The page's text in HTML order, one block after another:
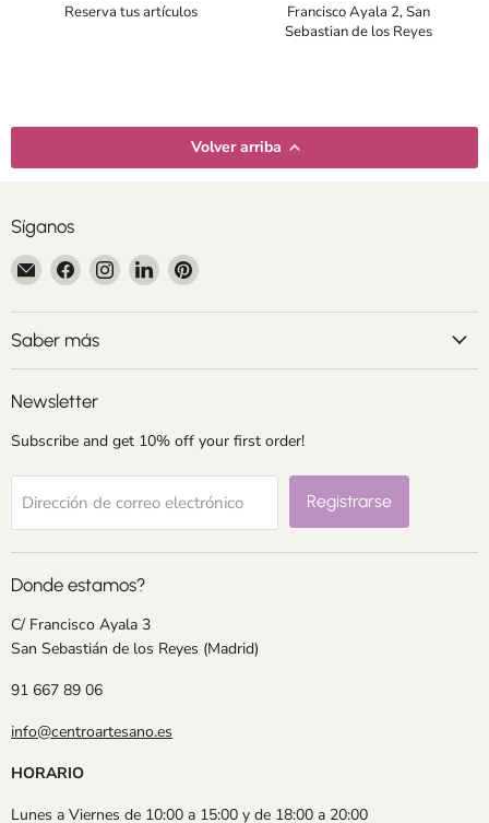
Reserva tus artículos
Francisco Ayala 2, San
Sebastian de los Reyes
Volver arriba
Síganos
Encuéntrenos
en
Correo
electrónico
Encuéntrenos
en
Facebook
Encuéntrenos
en
Instagram
Encuéntrenos
en
LinkedIn
Encuéntrenos
Pinterest
Saber más
Newsletter
Subscribe and get 10% off your first order!
Dirección de correo electrónico Registrarse
Donde estamos?
C/ Francisco Ayala 3
San Sebastián de los Reyes (Madrid)
91 667 89 06
info@centroartesano.es
HORARIO
Lunes a Viernes de 10:00 a 15:00 y de 18:00 a 20:00